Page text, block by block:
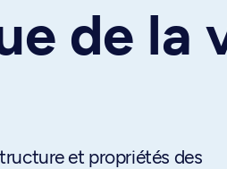
de la
et propriétés des